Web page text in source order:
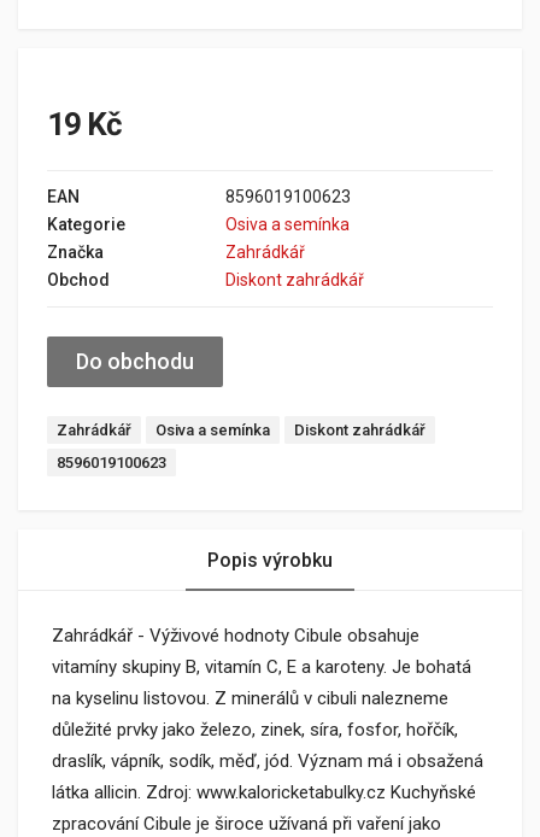
19 Kč
EAN
8596019100623
Kategorie
Osiva a semínka
Značka
Zahrádkář
Obchod
Diskont zahrádkář
Do obchodu
Zahrádkář Osiva a semínka
Diskont zahrádkář
8596019100623
Popis výrobku
Zahrádkář - Výživové hodnoty Cibule obsahuje
vitamíny skupiny B, vitamín C, E a karoteny. Je bohatá
na kyselinu listovou. Z minerálů v cibuli nalezneme
důležité prvky jako železo, zinek, síra, fosfor, hořčík,
draslík, vápník, sodík, měď, jód. Význam má i obsažená
látka allicin. Zdroj: www.kaloricketabulky.cz Kuchyňské
zpracování Cibule je široce užívaná při vaření jako